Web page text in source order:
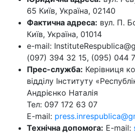
65 Київ, Україна, 02140
Фактична адреса: вул. П.
Київ, Україна, 01014
e-mail:
(097) 394 32 15, (095) 044
Прес-служба: Керівниця
відділу Інституту
Андрієнко Наталія
Тел: 097 172 63 07
E-mail:
Технічна допомога: E-mail: